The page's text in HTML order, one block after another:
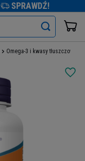
SPRAWDŹ!
Omega-3 i kwasy tłuszczowe